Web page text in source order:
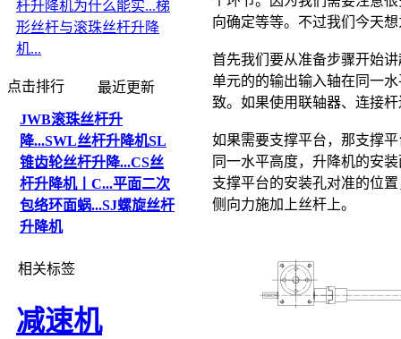
杆升降机为什么能实...梯
形丝杆与滚珠丝杆升降
机...
点击排行 最近更新
JWB滚珠丝杆升
降...SWL丝杆升降机SL
锥齿轮丝杆升降...CS丝
杆升降机丨C...平面二次
包络环面蜗...SJ螺旋丝杆
升降机
相关标签
减速机
向确定等等。不过我们今天
首先我们要从准备步骤开始
单元的的输出输入轴在同一
致。如果使用联轴器、连接
如果需要支撑平台，那支撑
同一水平高度，升降机的安
支撑平台的安装孔对准的位
侧向力施加上丝杆上。